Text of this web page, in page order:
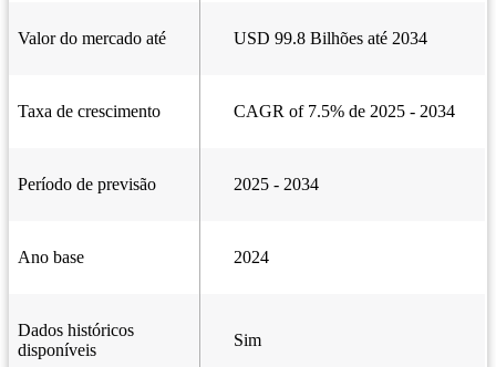
Valor do mercado até USD 99.8 Bilhões até 2034
Taxa de crescimento CAGR of 7.5% de 2025 - 2034
Período de previsão 2025 - 2034
Ano base 2024
Dados históricos
disponíveis
Sim